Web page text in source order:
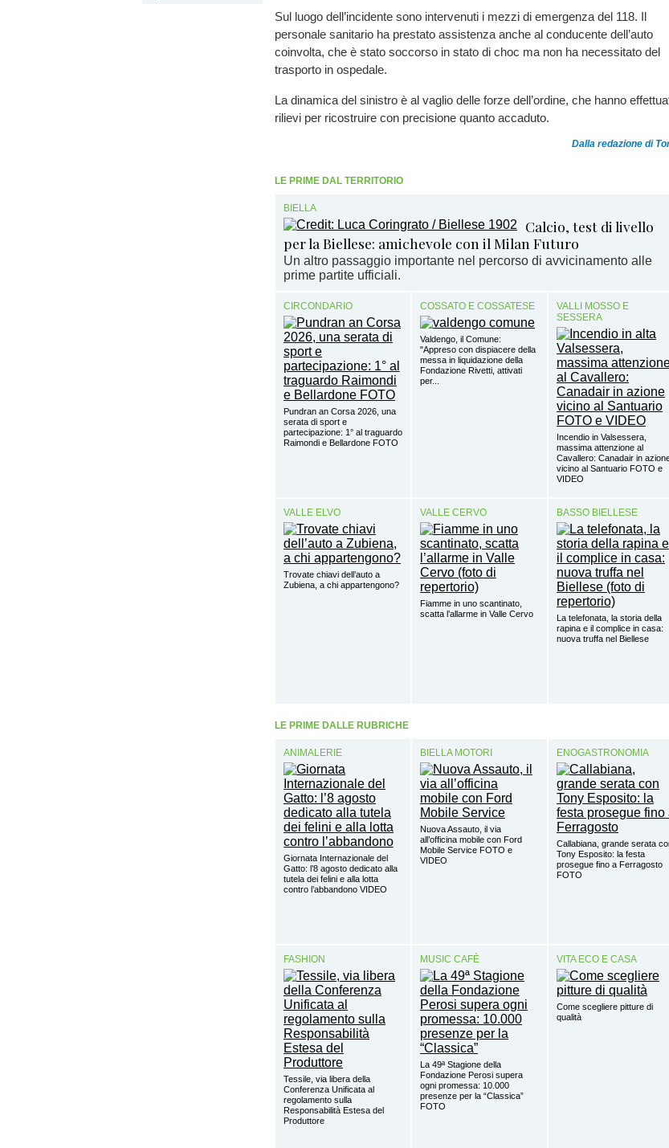
Sul luogo dell’incidente sono intervenuti i mezzi di emergenza del 118. Il
personale sanitario ha prestato assistenza anche al conducente dell’auto
coinvolta, che è stato soccorso in stato di choc ma non ha necessitato del
trasporto in ospedale.
La dinamica del sinistro è al vaglio delle forze dell’ordine, che hanno
rilievi per ricostruire con precisione quanto accaduto.
Dalla redazione di
LE PRIME DAL TERRITORIO
BIELLA
Calcio, test di livello
per la Biellese: amichevole con il Milan Futuro
Un altro passaggio importante nel percorso di avvicinamento alle
prime partite ufficiali.
CIRCONDARIO
Pundran an Corsa 2026, una
serata di sport e
partecipazione: 1° al traguardo
Raimondi e Bellardone FOTO
COSSATO E COSSATESE
Valdengo, il Comune:
"Appreso con dispiacere della
messa in liquidazione della
Fondazione Rivetti, attivati
per...
VALLI MOSSO E
SESSERA
Incendio in Valsessera,
massima attenzione al
Cavallero: Canadair in
vicino al Santuario FOTO e
VIDEO
VALLE ELVO
Trovate chiavi dell’auto a
Zubiena, a chi appartengono?
VALLE CERVO
Fiamme in uno scantinato,
scatta l’allarme in Valle Cervo
BASSO BIELLESE
La telefonata, la storia della
rapina e il complice in casa:
nuova truffa nel Biellese
LE PRIME DALLE RUBRICHE
ANIMALERIE
Giornata Internazionale del
Gatto: l’8 agosto dedicato alla
tutela dei felini e alla lotta
contro l’abbandono VIDEO
BIELLA MOTORI
Nuova Assauto, il via
all’officina mobile con Ford
Mobile Service FOTO e
VIDEO
ENOGASTRONOMIA
Callabiana, grande serata
Tony Esposito: la festa
prosegue fino a Ferragosto
FOTO
FASHION
Tessile, via libera della
Conferenza Unificata al
regolamento sulla
Responsabilità Estesa del
Produttore
MUSIC CAFÈ
La 49ª Stagione della
Fondazione Perosi supera
ogni promessa: 10.000
presenze per la “Classica”
FOTO
VITA ECO E CASA
Come scegliere pitture di
qualità